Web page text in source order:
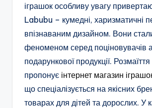
іграшок особливу увагу
Labubu – кумедні, харизматичні
впізнаваним дизайном. Вони
феноменом серед поціновувачів
подарункової продукції.
пропонує інтернет магазин
що спеціалізується на якісних
товарах для дітей та дорослих. У